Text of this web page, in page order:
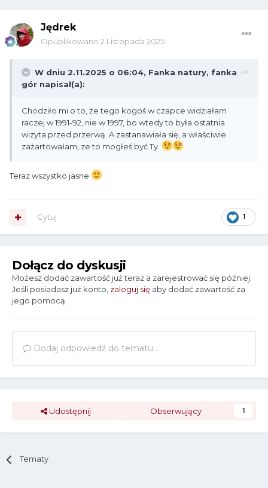
Jędrek
Opublikowano 2 Listopada 2025
W dniu 2.11.2025 o 06:04, Fanka natury, fanka
gór napisał(a):
Chodziło mi o to, że tego kogoś w czapce widziałam
raczej w 1991-92, nie w 1997, bo wtedy to była ostatnia
wizyta przed przerwą. A zastanawiała się, a właściwie
zażartowałam, ze to mogłeś być Ty.
Teraz wszystko jasne
1
Cytuj
Dołącz do dyskusji
Możesz dodać zawartość już teraz a zarejestrować się później.
Jeśli posiadasz już konto, zaloguj się aby dodać zawartość za
jego pomocą.
Dodaj odpowiedź do tematu...
Udostępnij Obserwujący 1
Tematy